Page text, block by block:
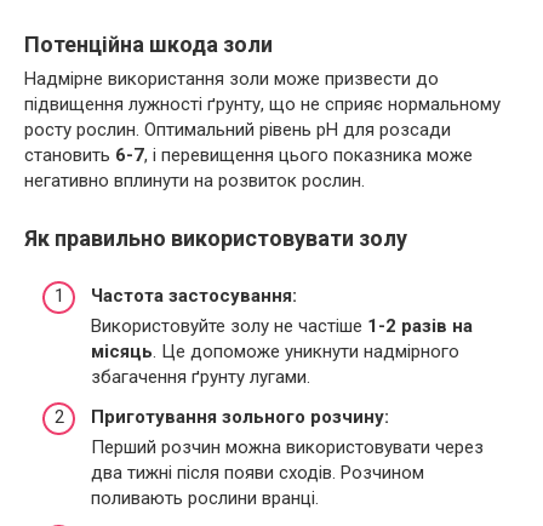
Потенційна шкода золи
Надмірне використання золи може призвести до
підвищення лужності ґрунту, що не сприяє нормальному
росту рослин. Оптимальний рівень pH для розсади
становить 6-7, і перевищення цього показника може
негативно вплинути на розвиток рослин.
Як правильно використовувати золу
Частота застосування:
Використовуйте золу не частіше 1-2 разів на
місяць. Це допоможе уникнути надмірного
збагачення ґрунту лугами.
Приготування зольного розчину:
Перший розчин можна використовувати через
два тижні після появи сходів. Розчином
поливають рослини вранці.